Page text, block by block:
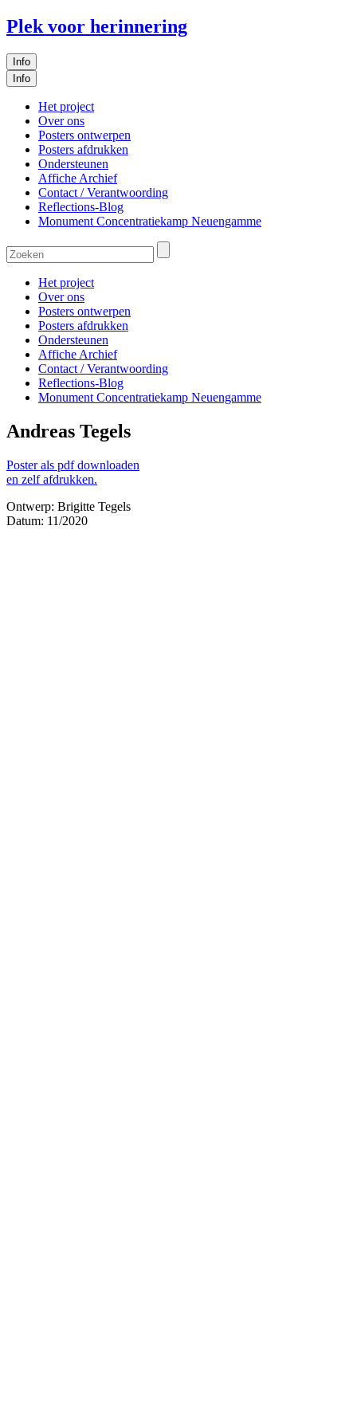
Plek voor herinnering
Info
Info
Het project
Over ons
Posters ontwerpen
Posters afdrukken
Ondersteunen
Affiche Archief
Contact / Verantwoording
Reflections-Blog
Monument Concentratiekamp Neuengamme
Het project
Over ons
Posters ontwerpen
Posters afdrukken
Ondersteunen
Affiche Archief
Contact / Verantwoording
Reflections-Blog
Monument Concentratiekamp Neuengamme
Andreas Tegels
Poster als pdf downloaden
en zelf afdrukken.
Ontwerp: Brigitte Tegels
Datum: 11/2020